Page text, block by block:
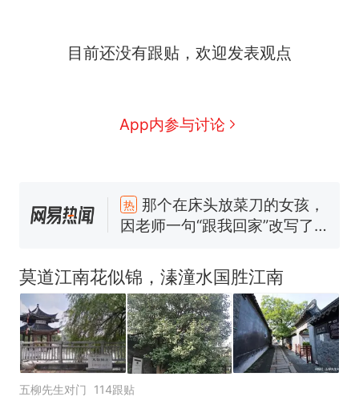
目前还没有跟贴，欢迎发表观点
App内参与讨论
人生
新
制裁瓜子饺子，美国怕什
么？
号，仅凭视频评出？中国烹饪
协会回应
男子上山采菌偶然发现鸡枞菌
窝，原地守1天等它长大：挖了
140多朵
美国渔民钓获鲨鱼徒手将其拽
回大海 目击者直呼震惊 （视频
来源：参考消息）
笔试第一被第二名传话劝弃考
官方通报
莫道江南花似锦，溱潼水国胜江南
五柳先生对门 114跟贴